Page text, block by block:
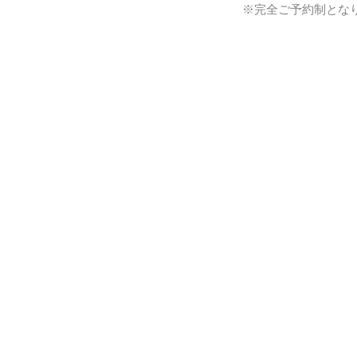
※完全ご予約制とな